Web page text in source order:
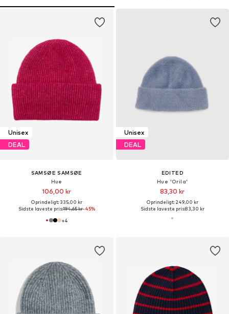
Unisex
DEAL
SAMSØE SAMSØE
Hue
106,00 kr
Oprindeligt: 335,00 kr
Sidste laveste pris:194,65 kr-45%
+4
Unisex
DEAL
EDITED
Hue 'Orila'
83,30 kr
Oprindeligt: 249,00 kr
Sidste laveste pris:83,30 kr